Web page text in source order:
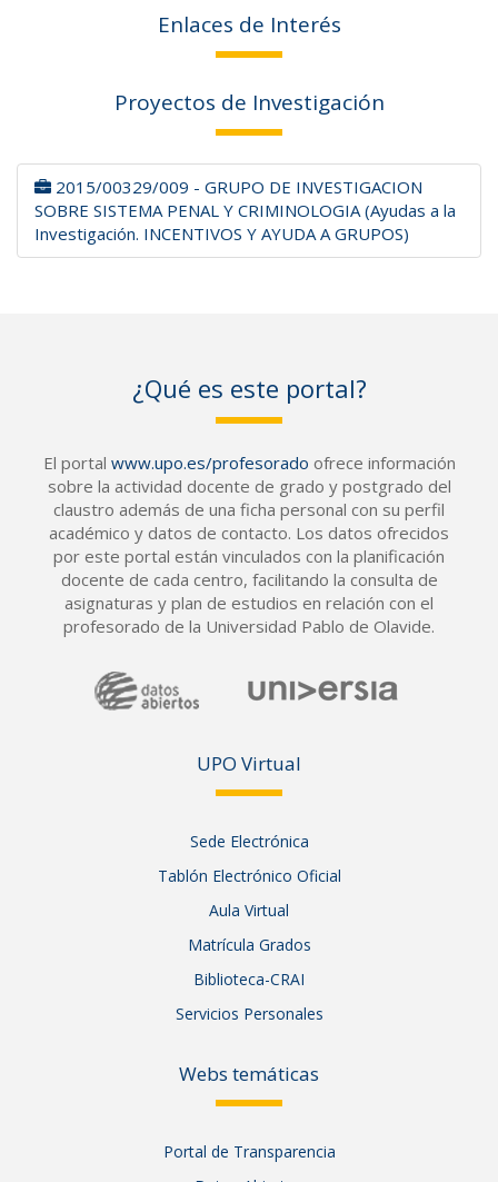
Enlaces de Interés
Proyectos de Investigación
2015/00329/009 - GRUPO DE INVESTIGACION
SOBRE SISTEMA PENAL Y CRIMINOLOGIA (Ayudas a la
Investigación. INCENTIVOS Y AYUDA A GRUPOS)
¿Qué es este portal?
El portal www.upo.es/profesorado ofrece información
sobre la actividad docente de grado y postgrado del
claustro además de una ficha personal con su perfil
académico y datos de contacto. Los datos ofrecidos
por este portal están vinculados con la planificación
docente de cada centro, facilitando la consulta de
asignaturas y plan de estudios en relación con el
profesorado de la Universidad Pablo de Olavide.
UPO Virtual
Sede Electrónica
Tablón Electrónico Oficial
Aula Virtual
Matrícula Grados
Biblioteca-CRAI
Servicios Personales
Webs temáticas
Portal de Transparencia